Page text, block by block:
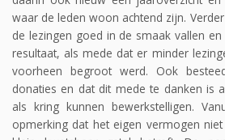
waar de leden woon achtend zijn.
de lezingen goed in de smaak vallen
resultaat, als mede dat er minder
voorheen begroot werd. Ook
donaties en dat dit mede te danken is
als kring kunnen bewerkstelligen.
opmerking dat het eigen vermogen